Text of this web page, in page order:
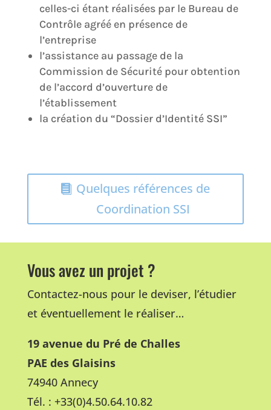
celles-ci étant réalisées par le Bureau de
Contrôle agréé en présence de
l’entreprise
l’assistance au passage de la
Commission de Sécurité pour obtention
de l’accord d’ouverture de
l’établissement
la création du “Dossier d’Identité SSI”
Quelques références de
Coordination SSI
Vous avez un projet ?
Contactez-nous pour le deviser, l’étudier
et éventuellement le réaliser…
19 avenue du Pré de Challes
PAE des Glaisins
74940 Annecy
Tél. : +33(0)4.50.64.10.82